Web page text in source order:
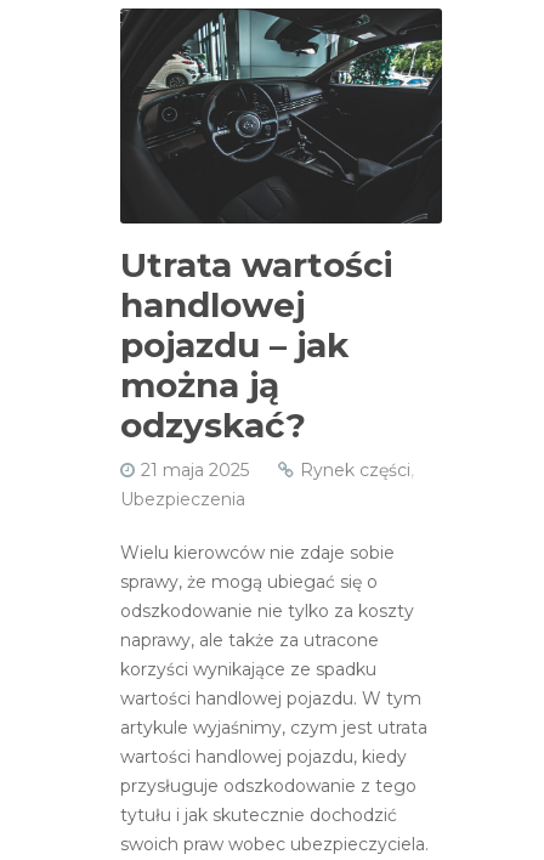
Utrata wartości
handlowej
pojazdu – jak
można ją
odzyskać?
21 maja 2025 Rynek części,
Ubezpieczenia
Wielu kierowców nie zdaje sobie
sprawy, że mogą ubiegać się o
odszkodowanie nie tylko za koszty
naprawy, ale także za utracone
korzyści wynikające ze spadku
wartości handlowej pojazdu. W tym
artykule wyjaśnimy, czym jest utrata
wartości handlowej pojazdu, kiedy
przysługuje odszkodowanie z tego
tytułu i jak skutecznie dochodzić
swoich praw wobec ubezpieczyciela.